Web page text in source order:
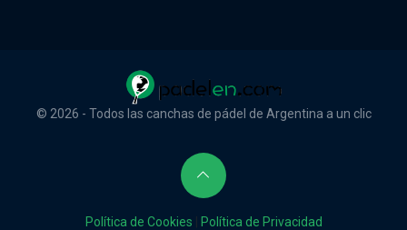
© 2026 - Todos las canchas de pádel de Argentina a un clic
Política de Cookies Política de Privacidad